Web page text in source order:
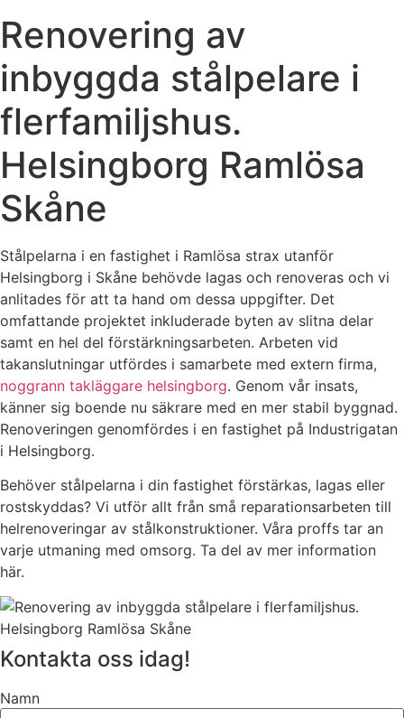
Renovering av
inbyggda stålpelare i
flerfamiljshus.
Helsingborg Ramlösa
Skåne
Stålpelarna i en fastighet i Ramlösa strax utanför
Helsingborg i Skåne behövde lagas och renoveras och vi
anlitades för att ta hand om dessa uppgifter. Det
omfattande projektet inkluderade byten av slitna delar
samt en hel del förstärkningsarbeten. Arbeten vid
takanslutningar utfördes i samarbete med extern firma,
noggrann takläggare helsingborg. Genom vår insats,
känner sig boende nu säkrare med en mer stabil byggnad.
Renoveringen genomfördes i en fastighet på Industrigatan
i Helsingborg.
Behöver stålpelarna i din fastighet förstärkas, lagas eller
rostskyddas? Vi utför allt från små reparationsarbeten till
helrenoveringar av stålkonstruktioner. Våra proffs tar an
varje utmaning med omsorg. Ta del av mer information
här.
Kontakta oss idag!
Namn